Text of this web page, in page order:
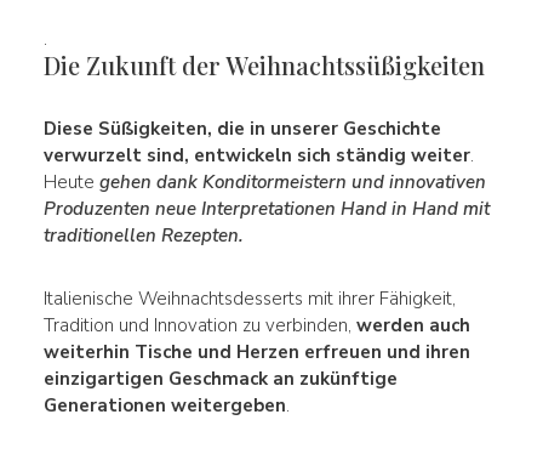
.
Die Zukunft der Weihnachtssüßigkeiten
Diese Süßigkeiten, die in unserer Geschichte
verwurzelt sind, entwickeln sich ständig weiter.
Heute gehen dank Konditormeistern und innovativen
Produzenten neue Interpretationen Hand in Hand mit
traditionellen Rezepten.
Italienische Weihnachtsdesserts mit ihrer Fähigkeit,
Tradition und Innovation zu verbinden, werden auch
weiterhin Tische und Herzen erfreuen und ihren
einzigartigen Geschmack an zukünftige
Generationen weitergeben.